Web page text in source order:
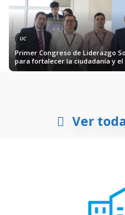
UC
Primer Congreso de Liderazgo
para fortalecer la ciudadanía y
Ver